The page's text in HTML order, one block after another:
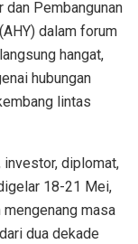
Pembangunan
dalam forum
hangat,
hubungan
lintas
investor, diplomat,
18-21 Mei,
masa
dua dekade